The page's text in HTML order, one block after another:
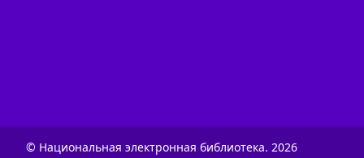
© Национальная электронная библиотека. 2026